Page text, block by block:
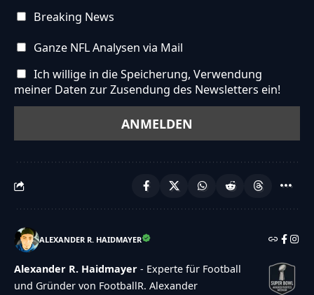
Breaking News
Ganze NFL Analysen via Mail
Ich willige in die Speicherung, Verwendung
meiner Daten zur Zusendung des Newsletters ein!
ALEXANDER R. HAIDMAYER
Alexander R. Haidmayer - Experte für Football
und Gründer von FootballR. Alexander